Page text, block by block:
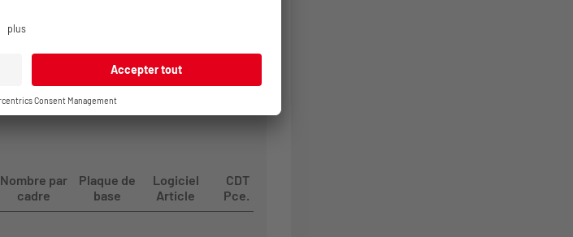
Se connecter pour obtenir des
informations sur les prix
Nombre par
cadre
Plaque de
base
Logiciel
Article
CDT
Pce.